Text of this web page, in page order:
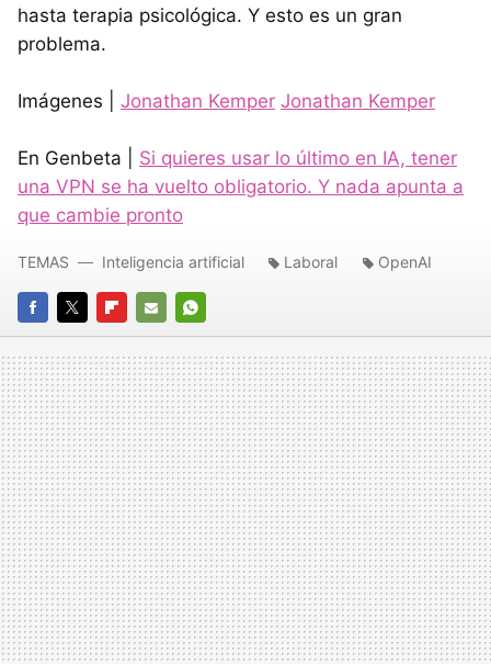
hasta terapia psicológica. Y esto es un gran
problema.
Imágenes | Jonathan Kemper Jonathan Kemper
En Genbeta | Si quieres usar lo último en IA, tener
una VPN se ha vuelto obligatorio. Y nada apunta a
que cambie pronto
FACEBOOK
TWITTERFLIPBOARD
E-
MAIL
WHATSAPP
TEMAS Inteligencia artificial Laboral OpenAI